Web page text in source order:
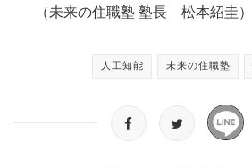
（未来の住職塾 塾長 松本紹圭）
人工知能 未来の住職塾